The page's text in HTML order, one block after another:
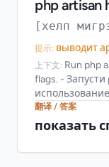
php artisan
[хелп
提示: выводит
上下文: Run php
flags. - Запусти
翻译 / 答案
показать